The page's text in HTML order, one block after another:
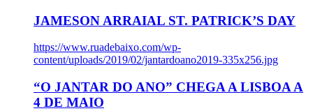
JAMESON ARRAIAL ST. PATRICK’S DAY
https://www.ruadebaixo.com/wp-
content/uploads/2019/02/jantardoano2019-335x256.jpg
“O JANTAR DO ANO” CHEGA A LISBOA A
4 DE MAIO